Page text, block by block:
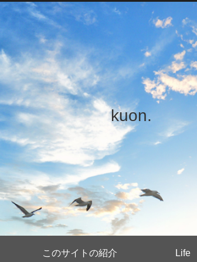
kuon.
このサイトの紹介 Life